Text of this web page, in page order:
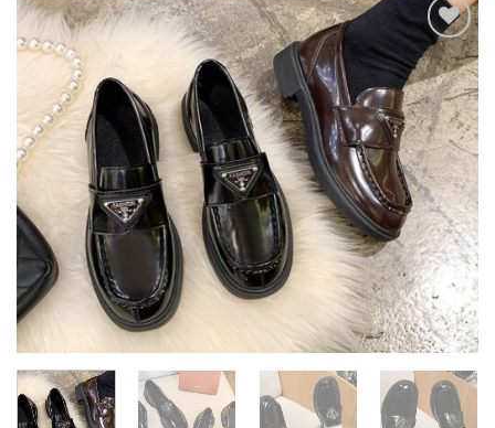
ADD TO
WISHLIST